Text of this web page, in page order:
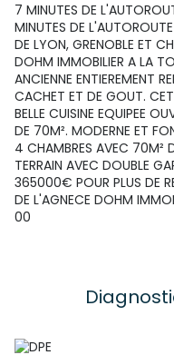
7 MINUTES DE
MINUTES DE
DE LYON, GRENOBLE ET
DOHM IMMOBILIER A LA
ANCIENNE ENTIEREMENT
CACHET ET DE GOUT.
BELLE CUISINE EQUIPEE
DE 70M². MODERNE ET
4 CHAMBRES AVEC 70M²
TERRAIN AVEC DOUBLE
365000€ POUR PLUS DE
DE L'AGNECE DOHM
00